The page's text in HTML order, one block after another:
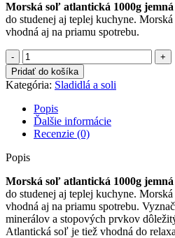
Morská soľ atlantická 1000g jemná
do studenej aj teplej kuchyne.
vhodná aj na priamu spotrebu.
množstvo
Morská
soľ
atlantická
1000g
jemná
PROVITA
Pridať do košíka
Kategória: Sladidlá a soli
Popis
Ďalšie informácie
Recenzie (0)
Popis
Morská soľ atlantická 1000g jemná
do studenej aj teplej kuchyne.
vhodná aj na priamu spotrebu.
minerálov a stopových prvkov
Atlantická soľ je tiež vhodná do